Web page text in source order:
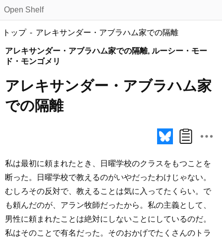
Open Shelf
トップ アレキサンダー・アブラハム家での隔離
アレキサンダー・アブラハム家での隔離, ルーシー・モー
ド・モンゴメリ
アレキサンダー・アブラハム家
での隔離
私は最初に頼まれたとき、日曜学校のクラスをもつことを
断った。日曜学校で教えるのがいやだったわけじゃない。
むしろその反対で、教えることは気に入ってたくらい。で
も頼んだのが、アラン牧師だったから。私の主義として、
男性に頼まれたことは絶対にしないことにしているのだ。
私はそのことで有名だった。そのおかげでたくさんのトラ